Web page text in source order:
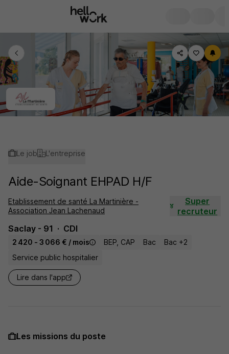
Le job L'entreprise
Aide-Soignant EHPAD H/F
Etablissement de santé La Martinière -
Association Jean Lachenaud
Super
recruteur
Saclay - 91
CDI
2 420 - 3 066 € / mois BEP, CAP Bac
Bac +2
Service public hospitalier
Lire dans l'app
Les missions du poste